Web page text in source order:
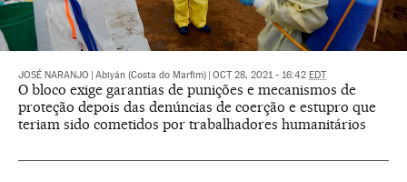
JOSÉ NARANJO Abiyán (Costa do Marfim) OCT 28, 2021 - 16:42 EDT
O bloco exige garantias de punições e mecanismos de
proteção depois das denúncias de coerção e estupro que
teriam sido cometidos por trabalhadores humanitários